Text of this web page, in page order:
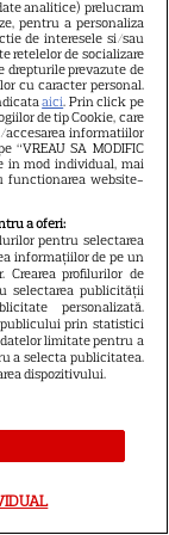
analitice) prelucram
pentru a personaliza
de interesele si/sau
retelelor de socializare
drepturile prevazute de
cu caracter personal.
aici. Prin click pe
de tip Cookie, care
accesarea informatiilor
“VREAU SA MODIFIC
in mod individual, mai
functionarea website-
a oferi:
pentru selectarea
informațiilor de pe un
Crearea profilurilor de
selectarea publicității
personalizată.
prin statistici
limitate pentru a
a selecta publicitatea.
dispozitivului.